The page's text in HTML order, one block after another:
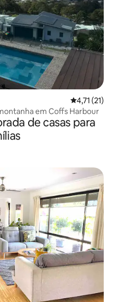
4,71 de uma
4,71 (21)
em Coffs Harbour
de casas para